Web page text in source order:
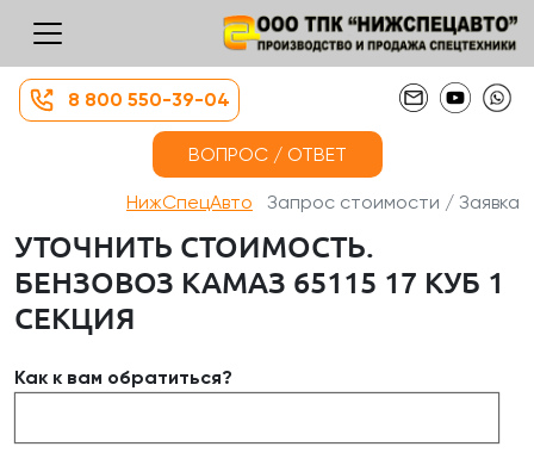
8 800 550-39-04
ВОПРОС / ОТВЕТ
НижСпецАвто Запрос стоимости / Заявка
УТОЧНИТЬ СТОИМОСТЬ.
БЕНЗОВОЗ КАМАЗ 65115 17 КУБ 1
СЕКЦИЯ
Как к вам обратиться?